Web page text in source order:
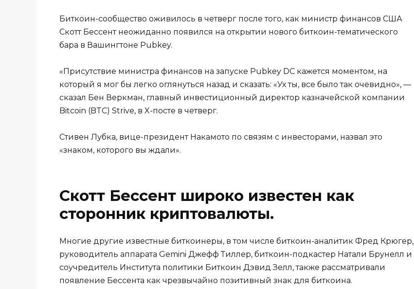
Биткоин-сообщество оживилось в четверг после того, как министр финансов США
Скотт Бессент неожиданно появился на открытии нового биткоин-тематического
бара в Вашингтоне Pubkey.
«Присутствие министра финансов на запуске Pubkey DC кажется моментом, на
который я мог бы легко оглянуться назад и сказать: «Ух ты, все было так очевидно», —
сказал Бен Веркман, главный инвестиционный директор казначейской компании
Bitcoin (BTC) Strive, в X-посте в четверг.
Стивен Лубка, вице-президент Накамото по связям с инвесторами, назвал это
«знаком, которого вы ждали».
Скотт Бессент широко известен как
сторонник криптовалюты.
Многие другие известные биткоинеры, в том числе биткоин-аналитик Фред Крюгер,
руководитель аппарата Gemini Джефф Тиллер, биткоин-подкастер Натали Брунелл и
соучредитель Института политики Биткоин Дэвид Зелл, также рассматривали
появление Бессента как чрезвычайно позитивный знак для биткоина.